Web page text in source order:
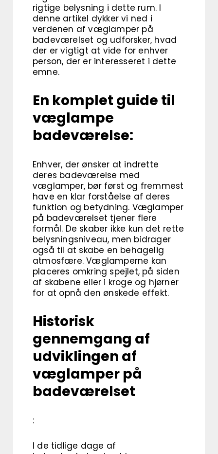
rigtige belysning i dette rum. I
denne artikel dykker vi ned i
verdenen af væglamper på
badeværelset og udforsker, hvad
der er vigtigt at vide for enhver
person, der er interesseret i dette
emne.
En komplet guide til
væglampe
badeværelse:
Enhver, der ønsker at indrette
deres badeværelse med
væglamper, bør først og fremmest
have en klar forståelse af deres
funktion og betydning. Væglamper
på badeværelset tjener flere
formål. De skaber ikke kun det rette
belysningsniveau, men bidrager
også til at skabe en behagelig
atmosfære. Væglamperne kan
placeres omkring spejlet, på siden
af skabene eller i kroge og hjørner
for at opnå den ønskede effekt.
Historisk
gennemgang af
udviklingen af
væglamper på
badeværelset
:
I de tidlige dage af